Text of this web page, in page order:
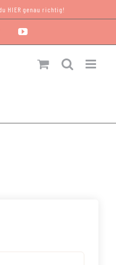
HIER genau richtig!
Pinterest